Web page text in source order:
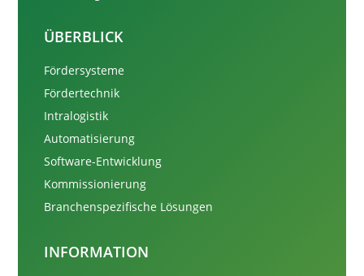
ÜBERBLICK
Fördersysteme
Fördertechnik
Intralogistik
Automatisierung
Software-Entwicklung
Kommissionierung
Branchenspezifische Lösungen
INFORMATION